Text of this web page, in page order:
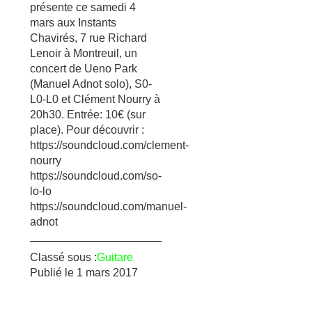
présente ce samedi 4
mars aux Instants
Chavirés, 7 rue Richard
Lenoir à Montreuil, un
concert de Ueno Park
(Manuel Adnot solo), S0-
L0-L0 et Clément Nourry à
20h30. Entrée: 10€ (sur
place). Pour découvrir :
https://soundcloud.com/clement-
nourry
https://soundcloud.com/so-
lo-lo
https://soundcloud.com/manuel-
adnot
Classé sous :Guitare
Publié le 1 mars 2017